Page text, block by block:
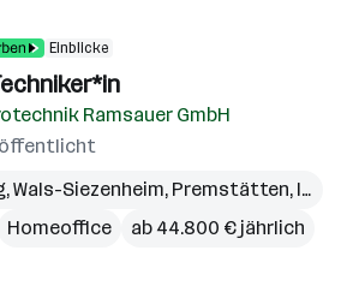
in
Tirol
Einblicke
Ramsauer GmbH
,Wals-Siezenheim, Premstätten, Innsbruck
Homeoffice ab 44.800 € jährlich